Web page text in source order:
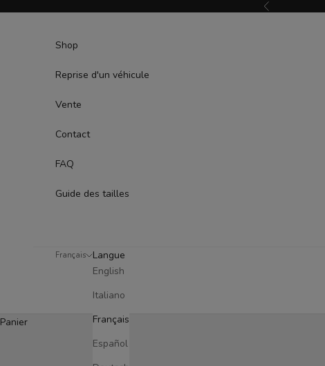
Précédent
Shop
Reprise d'un véhicule
Vente
Contact
FAQ
Guide des tailles
Français
Langue
English
Italiano
Français
Español
Panier